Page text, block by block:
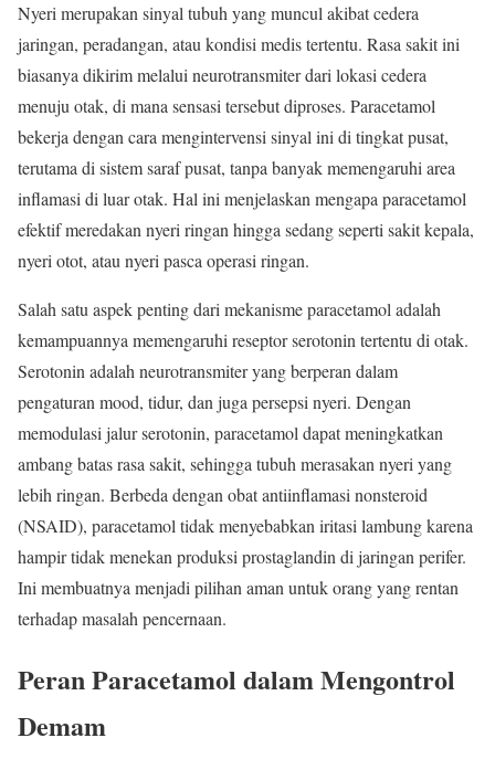
Nyeri merupakan sinyal tubuh yang muncul akibat cedera
jaringan, peradangan, atau kondisi medis tertentu. Rasa sakit ini
biasanya dikirim melalui neurotransmiter dari lokasi cedera
menuju otak, di mana sensasi tersebut diproses. Paracetamol
bekerja dengan cara mengintervensi sinyal ini di tingkat pusat,
terutama di sistem saraf pusat, tanpa banyak memengaruhi area
inflamasi di luar otak. Hal ini menjelaskan mengapa paracetamol
efektif meredakan nyeri ringan hingga sedang seperti sakit kepala,
nyeri otot, atau nyeri pasca operasi ringan.
Salah satu aspek penting dari mekanisme paracetamol adalah
kemampuannya memengaruhi reseptor serotonin tertentu di otak.
Serotonin adalah neurotransmiter yang berperan dalam
pengaturan mood, tidur, dan juga persepsi nyeri. Dengan
memodulasi jalur serotonin, paracetamol dapat meningkatkan
ambang batas rasa sakit, sehingga tubuh merasakan nyeri yang
lebih ringan. Berbeda dengan obat antiinflamasi nonsteroid
(NSAID), paracetamol tidak menyebabkan iritasi lambung karena
hampir tidak menekan produksi prostaglandin di jaringan perifer.
Ini membuatnya menjadi pilihan aman untuk orang yang rentan
terhadap masalah pencernaan.
Peran Paracetamol dalam Mengontrol
Demam